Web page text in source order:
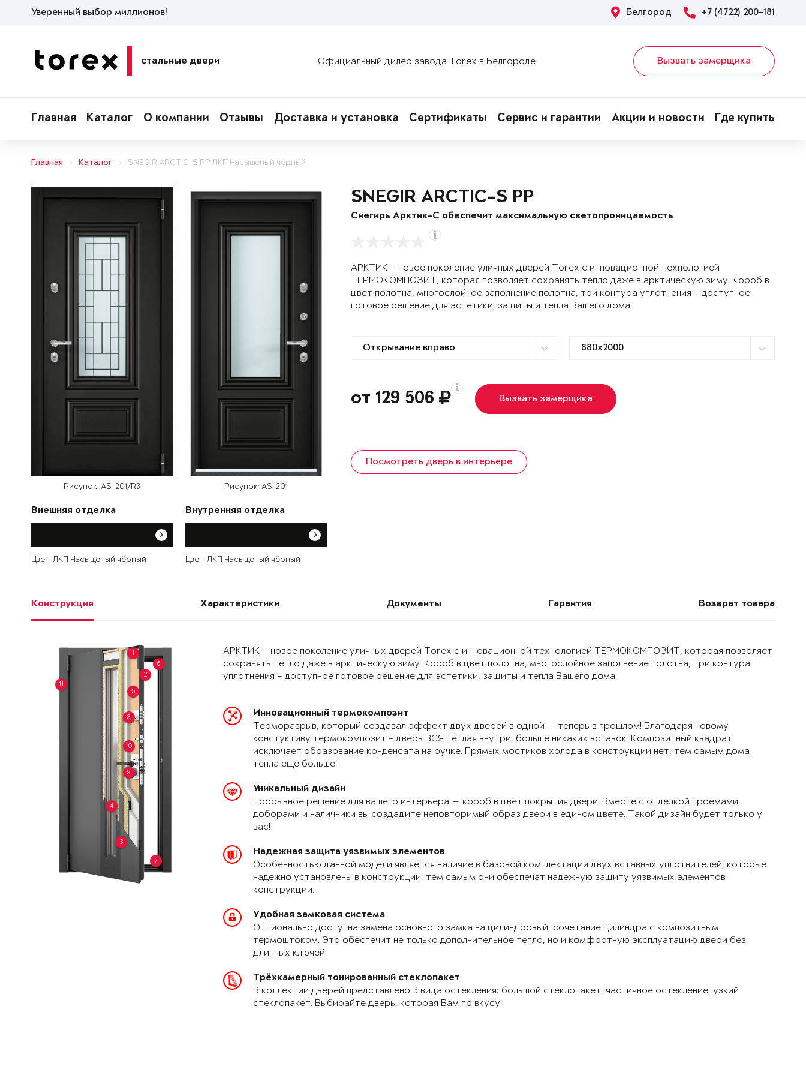
Уверенный выбор миллионов! Белгород +7 (4722) 200-181
стальные двери Официальный дилер завода Torex в Белгороде Вызвать замерщика
Главная Каталог О компании Отзывы Доставка и установка Сертификаты Сервис и гарантии Акции и новости Где купить
Главная Каталог SNEGIR ARCTIC-S PP ЛКП Насыщеный чёрный
Рисунок: AS-201/R3
Внешняя отделка
Цвет: ЛКП Насыщеный чёрный
Рисунок: AS-201
Внутренняя отделка
Цвет: ЛКП Насыщеный чёрный
SNEGIR ARCTIC-S PP
Снегирь Арктик-С обеспечит максимальную светопроницаемость
АРКТИК – новое поколение уличных дверей Torex с инновационной технологией
ТЕРМОКОМПОЗИТ, которая позволяет сохранять тепло даже в арктическую зиму. Короб в
цвет полотна, многослойное заполнение полотна, три контура уплотнения – доступное
готовое решение для эстетики, защиты и тепла Вашего дома.
от 129 506 Вызвать замерщика
Посмотреть дверь в интерьере
Конструкция Характеристики Документы Гарантия Возврат товара
1
2
3
4
5
6
7
8
9
10
11
АРКТИК – новое поколение уличных дверей Torex с инновационной технологией ТЕРМОКОМПОЗИТ, которая позволяет
сохранять тепло даже в арктическую зиму. Короб в цвет полотна, многослойное заполнение полотна, три контура
уплотнения – доступное готовое решение для эстетики, защиты и тепла Вашего дома.
Инновационный термокомпозит
Терморазрыв, который создавал эффект двух дверей в одной — теперь в прошлом! Благодаря новому
констуктиву термокомпозит - дверь ВСЯ теплая внутри, больше никаких вставок. Композитный квадрат
исключает образование конденсата на ручке. Прямых мостиков холода в конструкции нет, тем самым дома
тепла еще больше!
Уникальный дизайн
Прорывное решение для вашего интерьера — короб в цвет покрытия двери. Вместе с отделкой проемами,
доборами и наличники вы создадите неповторимый образ двери в едином цвете. Такой дизайн будет только у
вас!
Надежная защита уязвимых элементов
Особенностью данной модели является наличие в базовой комплектации двух вставных уплотнителей, которые
надежно установлены в конструкции, тем самым они обеспечат надежную защиту уязвимых элементов
конструкции.
Удобная замковая система
Опционально доступна замена основного замка на цилиндровый, сочетание цилиндра с композитным
термоштоком. Это обеспечит не только дополнительное тепло, но и комфортную эксплуатацию двери без
длинных ключей.
Трёхкамерный тонированный стеклопакет
В коллекции дверей представлено 3 вида остекления: большой стеклопакет, частичное остекление, узкий
стеклопакет. Выбирайте дверь, которая Вам по вкусу.